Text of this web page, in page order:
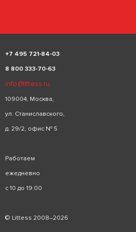
+7 495 721-84-03
8 800 333-70-63
info@littess.ru
109004, Москва,
ул. Станиславского,
д. 29/2, офис № 5
Работаем
ежедневно
с 10 до 19:00
© Littess 2008–2026